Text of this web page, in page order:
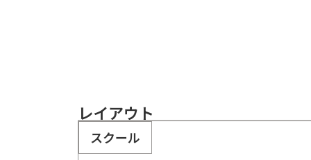
レイアウト
スクール